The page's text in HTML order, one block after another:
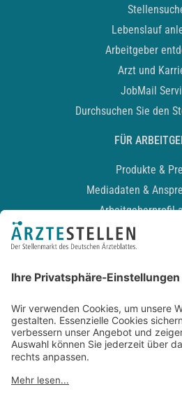
Lebenslauf
Arbeitgeber
Arzt und
JobMail
Durchsuchen Sie den
FÜR
Produkte &
Mediadaten &
Arbeitgeberprofil
Recruiting-
Kontakt
Newsletter